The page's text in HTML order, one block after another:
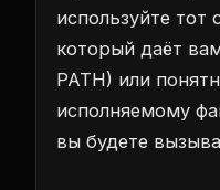
используйте тот
который даёт
PATH) или
исполняемому
вы будете